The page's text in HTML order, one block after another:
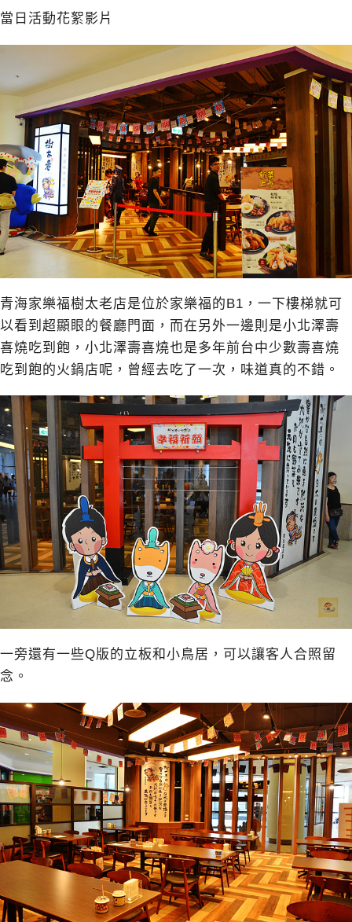
當日活動花絮影片
青海家樂福樹太老店是位於家樂福的B1，一下樓梯就可
以看到超顯眼的餐廳門面，而在另外一邊則是小北澤壽
喜燒吃到飽，小北澤壽喜燒也是多年前台中少數壽喜燒
吃到飽的火鍋店呢，曾經去吃了一次，味道真的不錯。
一旁還有一些Q版的立板和小鳥居，可以讓客人合照留
念。